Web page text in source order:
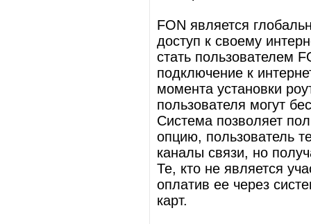
FON является
доступ к своему
стать пользователем
подключение к
момента установки
пользователя могут
Система позволяет
опцию, пользователь
каналы связи, но
Те, кто не является
оплатив ее через
карт.